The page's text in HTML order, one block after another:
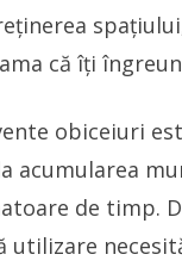
că îți
obiceiuri
acumularea
de timp.
utilizare